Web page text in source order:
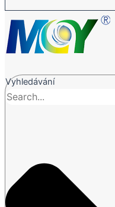
Vyhledávání